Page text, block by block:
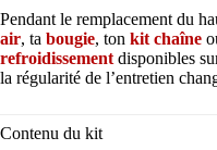
Pendant le remplacement du
air, ta bougie, ton kit chaîne
refroidissement disponibles
la régularité de l’entretien
Contenu du kit